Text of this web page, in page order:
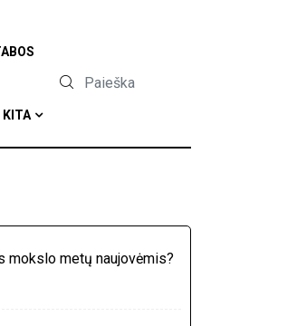
KITA
mokslo metų naujovėmis?